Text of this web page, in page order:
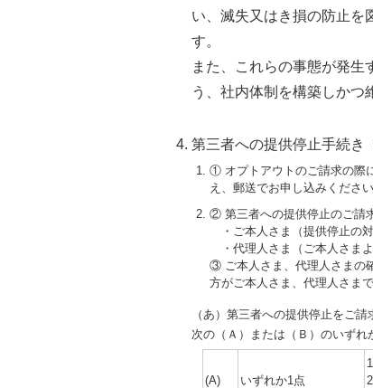
い、滅失又はき損の防止を
す。
また、これらの事態が発生
う、社内体制を構築しかつ
第三者への提供停止手続き
① オプトアウトのご請求の際
え、郵送でお申し込みください
② 第三者への提供停止のご請
・ご本人さま（提供停止の
・代理人さま（ご本人さま
③ ご本人さま、代理人さまの
方がご本人さま、代理人さま
（あ）第三者への提供停止をご
次の（Ａ）または（Ｂ）のいずれ
(A) いずれか1点